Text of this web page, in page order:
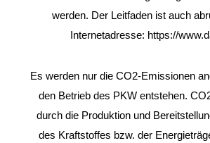
werden. Der Leitfaden ist auch
Internetadresse: https://
Es werden nur die CO2-Emissionen
den Betrieb des PKW entstehen.
durch die Produktion und
des Kraftstoffes bzw. der